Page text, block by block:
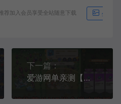
推荐加入会员享受全站随意下载 生成海
下一篇：
爱游网单亲测【植物萌斗H5单机版】最新整理塔防类 代金券内购版 GM物品后台 虚拟机一键端视频教学 支持自配家庭局域网